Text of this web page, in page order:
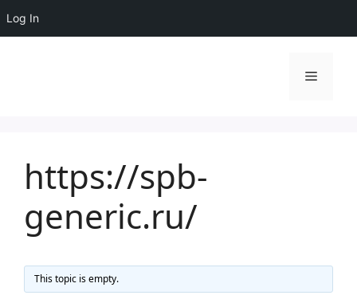
Log In
Menu
https://spb-
generic.ru/
This topic is empty.